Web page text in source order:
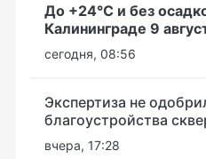
До +24°С и без
Калининграде 9
сегодня, 08:56
Экспертиза не
благоустройства
вчера, 17:28